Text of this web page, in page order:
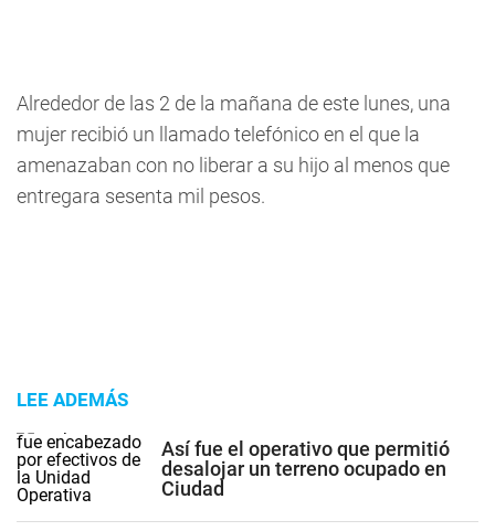
Alrededor de las 2 de la mañana de este lunes, una
mujer recibió un llamado telefónico en el que la
amenazaban con no liberar a su hijo al menos que
entregara sesenta mil pesos.
LEE ADEMÁS
Así fue el operativo que permitió
desalojar un terreno ocupado en
Ciudad